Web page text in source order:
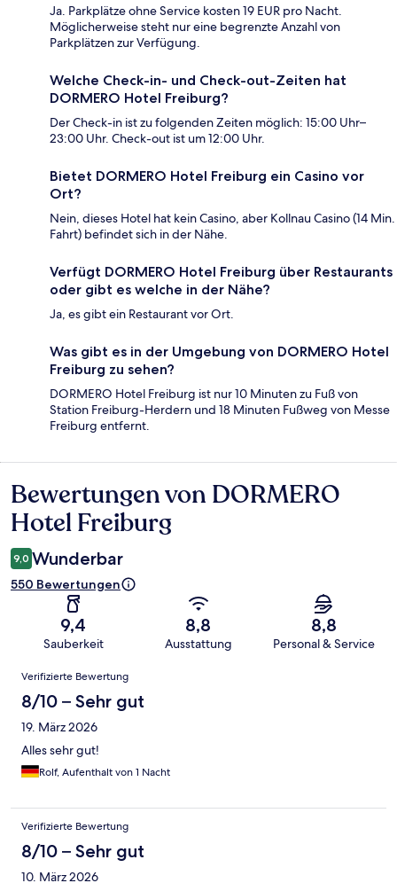
Ja. Parkplätze ohne Service kosten 19 EUR pro Nacht.
Möglicherweise steht nur eine begrenzte Anzahl von
Parkplätzen zur Verfügung.
Welche Check-in- und Check-out-Zeiten hat
DORMERO Hotel Freiburg?
Der Check-in ist zu folgenden Zeiten möglich: 15:00 Uhr–
23:00 Uhr. Check-out ist um 12:00 Uhr.
Bietet DORMERO Hotel Freiburg ein Casino vor
Ort?
Nein, dieses Hotel hat kein Casino, aber Kollnau Casino (14 Min.
Fahrt) befindet sich in der Nähe.
Verfügt DORMERO Hotel Freiburg über Restaurants
oder gibt es welche in der Nähe?
Ja, es gibt ein Restaurant vor Ort.
Was gibt es in der Umgebung von DORMERO Hotel
Freiburg zu sehen?
DORMERO Hotel Freiburg ist nur 10 Minuten zu Fuß von
Station Freiburg-Herdern und 18 Minuten Fußweg von Messe
Freiburg entfernt.
Bewertungen
Bewertungen von DORMERO
Hotel Freiburg
9,0 Wunderbar
550 Bewertungen
9,4
Sauberkeit
8,8
Ausstattung
8,8
Personal & Service
Bewertungen
Verifizierte Bewertung
8/10 – Sehr gut
19. März 2026
Alles sehr gut!
Rolf, Aufenthalt von 1 Nacht
Verifizierte Bewertung
8/10 – Sehr gut
10. März 2026